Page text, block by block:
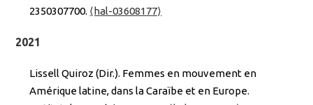
2350307700. ⟨hal-03608177⟩
2021
Lissell Quiroz (Dir.). Femmes en mouvement en
Amérique latine, dans la Caraïbe et en Europe.